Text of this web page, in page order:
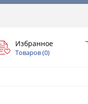
Избранное
Товаров (0)